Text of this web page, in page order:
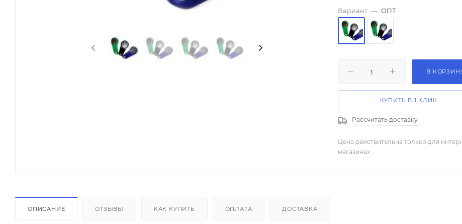
Вариант — ОПТ
В
КУПИТЬ В 1 КЛИК
Рассчитать доставку
Цена действительна только для
магазинах
ОПИСАНИЕ ОТЗЫВЫ КАК КУПИТЬ ОПЛАТА ДОСТАВКА